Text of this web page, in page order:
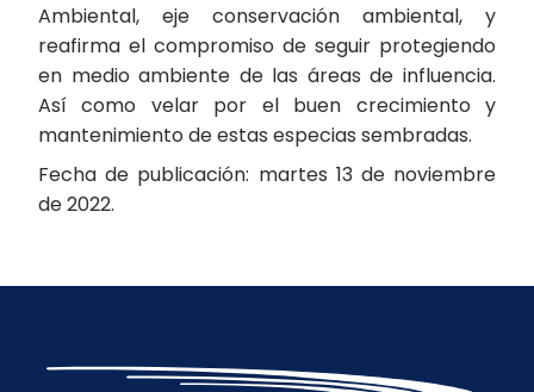
Ambiental, eje conservación ambiental, y
reafirma el compromiso de seguir protegiendo
en medio ambiente de las áreas de influencia.
Así como velar por el buen crecimiento y
mantenimiento de estas especias sembradas.
Fecha de publicación: martes 13 de noviembre
de 2022.